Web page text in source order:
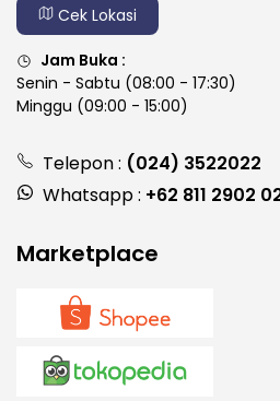
Cek Lokasi
Jam Buka :
Senin - Sabtu (08:00 - 17:30)
Minggu (09:00 - 15:00)
Telepon : (024) 3522022
Whatsapp : +62 811 2902
Marketplace